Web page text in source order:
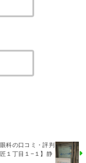
科の口コミ・評判
匠１丁目１−１】静